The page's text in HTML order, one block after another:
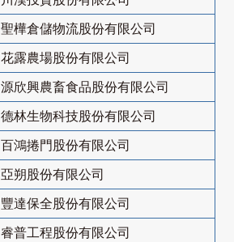
聖樺倉儲物流股份有限公司
花露農場股份有限公司
源欣興農畜食品股份有限公司
德林生物科技股份有限公司
百鴻捲門股份有限公司
亞朔股份有限公司
豐達保全股份有限公司
睿普工程股份有限公司